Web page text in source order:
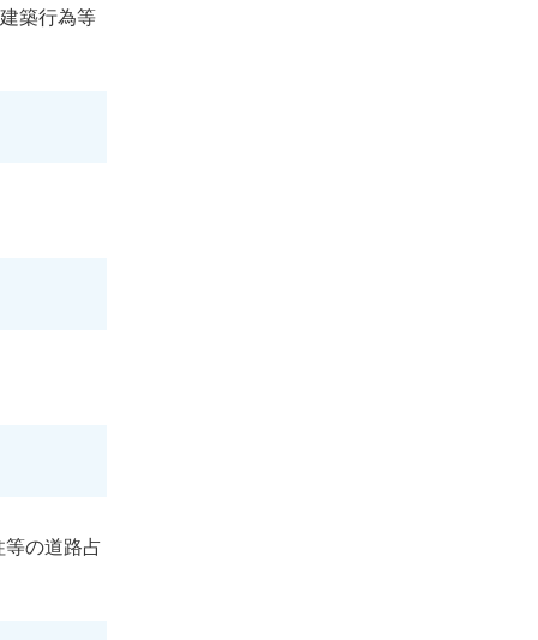
築行為等
の道路占